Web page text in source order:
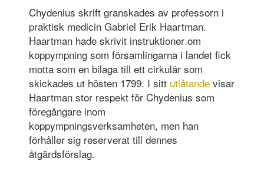
Chydenius skrift granskades av professorn i
praktisk medicin Gabriel Erik Haartman.
Haartman hade skrivit instruktioner om
koppympning som församlingarna i landet fick
motta som en bilaga till ett cirkulär som
skickades ut hösten 1799. I sitt utlåtandevisar
Haartman stor respekt för Chydenius som
föregångare inom
koppympningsverksamheten, men han
förhåller sig reserverat till dennes
åtgärdsförslag.